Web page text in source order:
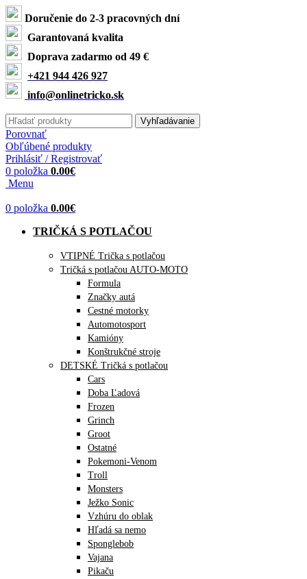
Doručenie do 2-3 pracovných dní
Garantovaná kvalita
Doprava zadarmo od 49 €
+421 944 426 927
info@onlinetricko.sk
Vyhľadávanie
Porovnať
Obľúbené produkty
Prihlásiť / Registrovať
0 položka 0.00€
Menu
0 položka 0.00€
TRIČKÁ S POTLAČOU
VTIPNÉ Trička s potlačou
Tričká s potlačou AUTO-MOTO
Formula
Značky autá
Cestné motorky
Automotosport
Kamióny
Konštrukčné stroje
DETSKÉ Tričká s potlačou
Cars
Doba Ľadová
Frozen
Grinch
Groot
Ostatné
Pokemoni-Venom
Troll
Monsters
Ježko Sonic
Vzhúru do oblak
Hľadá sa nemo
Sponglebob
Vajana
Pikaču